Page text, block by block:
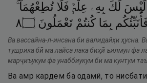
لَيْسَ لَكَ بِهِۦ عِلْمٌۭ فَلَا تُطِعْهُمَآ ۚ
بِمَا كُنتُمْ تَعْمَلُونَ ۝٨
Ва вассайна-л-инсана би валидайҳи ҳусна.
тушрика бӣ ма лайса лака биҳӣ ъилмун фа
марҷиъукум фа унаббиукум би ма кунтум
Ва амр кардем ба одамӣ, то